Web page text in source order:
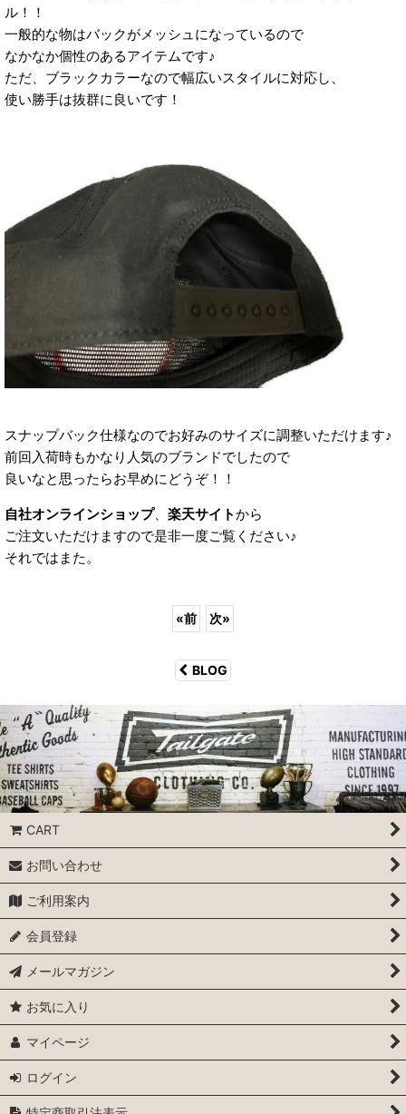
ル！！
一般的な物はバックがメッシュになっているので
なかなか個性のあるアイテムです♪
ただ、ブラックカラーなので幅広いスタイルに対応し、
使い勝手は抜群に良いです！
スナップバック仕様なのでお好みのサイズに調整いただけます♪
前回入荷時もかなり人気のブランドでしたので
良いなと思ったらお早めにどうぞ！！
自社オンラインショップ、 楽天サイトから
ご注文いただけますので是非一度ご覧ください♪
それではまた。
«前 次»
BLOG
CART
お問い合わせ
ご利用案内
会員登録
メールマガジン
お気に入り
マイページ
ログイン